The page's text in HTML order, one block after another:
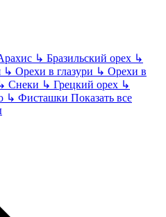
↳ Бразильский орех ↳
↳ Орехи в глазури ↳ Орехи в
Снеки ↳ Грецкий орех ↳
↳ Фисташки Показать все